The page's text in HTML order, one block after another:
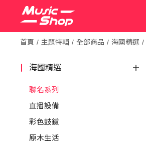
首頁 主題特輯 全部商品 海國精選
海國精選
聯名系列
直播設備
彩色鼓鈸
原木生活